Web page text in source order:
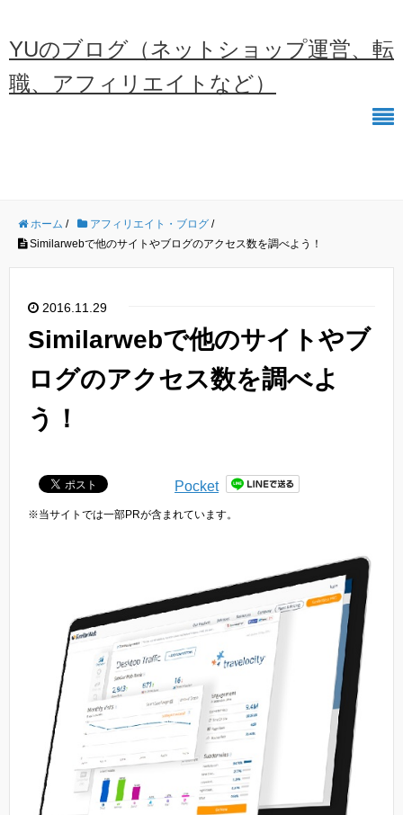
YUのブログ（ネットショップ運営、転
職、アフィリエイトなど）
ホーム / アフィリエイト・ブログ /
Similarwebで他のサイトやブログのアクセス数を調べよう！
2016.11.29
Similarwebで他のサイトやブ
ログのアクセス数を調べよ
う！
Pocket
※当サイトでは一部PRが含まれています。